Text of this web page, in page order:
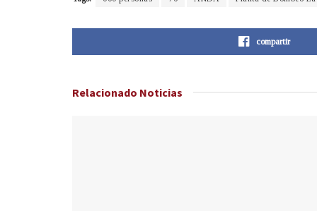
compartir
Relacionado Noticias